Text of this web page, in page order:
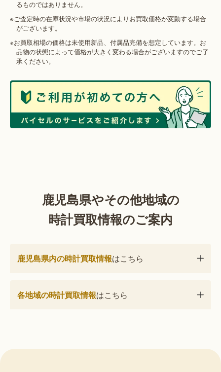
るものではありません。
※ご査定時の在庫状況や市場の状況によりお買取価格が変動する場合
がございます。
※お買取相場の価格は未使用新品、付属品完備を想定しています。お
品物の状態によって価格が大きく変わる場合がございますのでご了
承ください。
鹿児島県やその他地域の
時計買取情報のご案内
鹿児島県内の時計買取情報はこちら
各地域の時計買取情報はこちら